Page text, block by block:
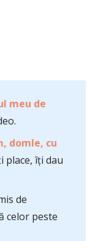
meu de
domle, cu
place, îți dau
de
celor peste